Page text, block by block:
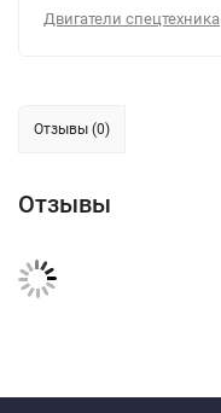
Двигатели спецтехника
Отзывы (0)
Отзывы